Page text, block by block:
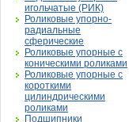
игольчатые (РИК)
Роликовые упорно-
радиальные
сферические
Роликовые упорные с
коническими роликами
Роликовые упорные с
короткими
цилиндрическими
роликами
Подшипники